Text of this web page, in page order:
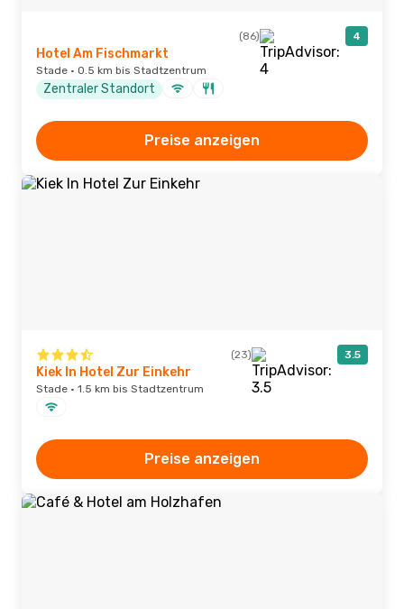
(86) 4
Hotel Am Fischmarkt
Stade · 0.5 km bis Stadtzentrum
Zentraler Standort
Preise anzeigen
(23) 3.5
Kiek In Hotel Zur Einkehr
Stade · 1.5 km bis Stadtzentrum
Preise anzeigen